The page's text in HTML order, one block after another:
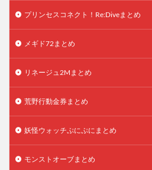
プリンセスコネクト！Re:Diveまとめ
メギド72まとめ
リネージュ2Mまとめ
荒野行動金券まとめ
妖怪ウォッチぷにぷにまとめ
モンストオーブまとめ